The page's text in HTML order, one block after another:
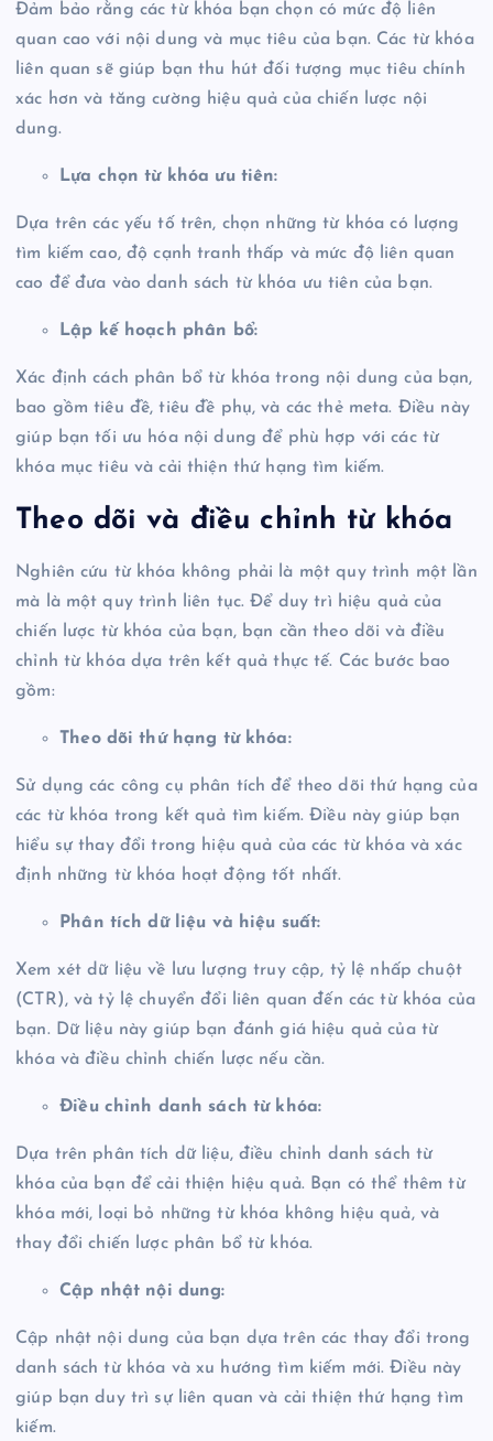
Đảm bảo rằng các từ khóa bạn chọn có mức độ liên
quan cao với nội dung và mục tiêu của bạn. Các từ khóa
liên quan sẽ giúp bạn thu hút đối tượng mục tiêu chính
xác hơn và tăng cường hiệu quả của chiến lược nội
dung.
Lựa chọn từ khóa ưu tiên:
Dựa trên các yếu tố trên, chọn những từ khóa có lượng
tìm kiếm cao, độ cạnh tranh thấp và mức độ liên quan
cao để đưa vào danh sách từ khóa ưu tiên của bạn.
Lập kế hoạch phân bổ:
Xác định cách phân bổ từ khóa trong nội dung của bạn,
bao gồm tiêu đề, tiêu đề phụ, và các thẻ meta. Điều này
giúp bạn tối ưu hóa nội dung để phù hợp với các từ
khóa mục tiêu và cải thiện thứ hạng tìm kiếm.
Theo dõi và điều chỉnh từ khóa
Nghiên cứu từ khóa không phải là một quy trình một lần
mà là một quy trình liên tục. Để duy trì hiệu quả của
chiến lược từ khóa của bạn, bạn cần theo dõi và điều
chỉnh từ khóa dựa trên kết quả thực tế. Các bước bao
gồm:
Theo dõi thứ hạng từ khóa:
Sử dụng các công cụ phân tích để theo dõi thứ hạng của
các từ khóa trong kết quả tìm kiếm. Điều này giúp bạn
hiểu sự thay đổi trong hiệu quả của các từ khóa và xác
định những từ khóa hoạt động tốt nhất.
Phân tích dữ liệu và hiệu suất:
Xem xét dữ liệu về lưu lượng truy cập, tỷ lệ nhấp chuột
(CTR), và tỷ lệ chuyển đổi liên quan đến các từ khóa của
bạn. Dữ liệu này giúp bạn đánh giá hiệu quả của từ
khóa và điều chỉnh chiến lược nếu cần.
Điều chỉnh danh sách từ khóa:
Dựa trên phân tích dữ liệu, điều chỉnh danh sách từ
khóa của bạn để cải thiện hiệu quả. Bạn có thể thêm từ
khóa mới, loại bỏ những từ khóa không hiệu quả, và
thay đổi chiến lược phân bổ từ khóa.
Cập nhật nội dung:
Cập nhật nội dung của bạn dựa trên các thay đổi trong
danh sách từ khóa và xu hướng tìm kiếm mới. Điều này
giúp bạn duy trì sự liên quan và cải thiện thứ hạng tìm
kiếm.